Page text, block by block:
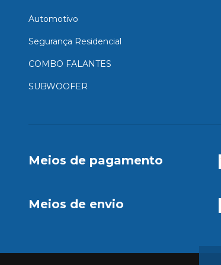
Automotivo
Segurança Residencial
COMBO FALANTES
SUBWOOFER
Meios de pagamento
Meios de envio